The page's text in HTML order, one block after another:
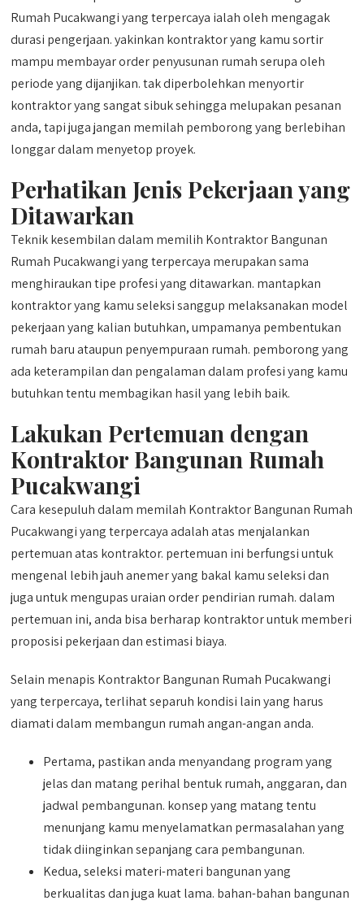
Rumah Pucakwangi yang terpercaya ialah oleh mengagak
durasi pengerjaan. yakinkan kontraktor yang kamu sortir
mampu membayar order penyusunan rumah serupa oleh
periode yang dijanjikan. tak diperbolehkan menyortir
kontraktor yang sangat sibuk sehingga melupakan pesanan
anda, tapi juga jangan memilah pemborong yang berlebihan
longgar dalam menyetop proyek.
Perhatikan Jenis Pekerjaan yang
Ditawarkan
Teknik kesembilan dalam memilih Kontraktor Bangunan
Rumah Pucakwangi yang terpercaya merupakan sama
menghiraukan tipe profesi yang ditawarkan. mantapkan
kontraktor yang kamu seleksi sanggup melaksanakan model
pekerjaan yang kalian butuhkan, umpamanya pembentukan
rumah baru ataupun penyempuraan rumah. pemborong yang
ada keterampilan dan pengalaman dalam profesi yang kamu
butuhkan tentu membagikan hasil yang lebih baik.
Lakukan Pertemuan dengan
Kontraktor Bangunan Rumah
Pucakwangi
Cara kesepuluh dalam memilah Kontraktor Bangunan Rumah
Pucakwangi yang terpercaya adalah atas menjalankan
pertemuan atas kontraktor. pertemuan ini berfungsi untuk
mengenal lebih jauh anemer yang bakal kamu seleksi dan
juga untuk mengupas uraian order pendirian rumah. dalam
pertemuan ini, anda bisa berharap kontraktor untuk memberi
proposisi pekerjaan dan estimasi biaya.
Selain menapis Kontraktor Bangunan Rumah Pucakwangi
yang terpercaya, terlihat separuh kondisi lain yang harus
diamati dalam membangun rumah angan-angan anda.
Pertama, pastikan anda menyandang program yang
jelas dan matang perihal bentuk rumah, anggaran, dan
jadwal pembangunan. konsep yang matang tentu
menunjang kamu menyelamatkan permasalahan yang
tidak diinginkan sepanjang cara pembangunan.
Kedua, seleksi materi-materi bangunan yang
berkualitas dan juga kuat lama. bahan-bahan bangunan